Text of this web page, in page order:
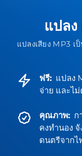
แปล
แปลงเสียง MP3
ฟรี: แปลง
จ่าย และไ
คุณภาพ: ก
คงทำนอง จั
ดนตรีจาก